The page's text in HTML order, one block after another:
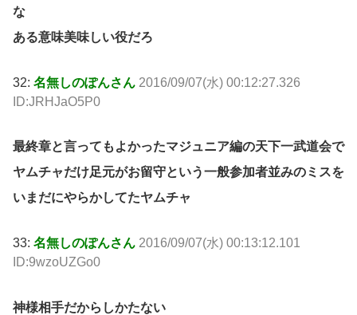
な
ある意味美味しい役だろ
32: 名無しのぽんさん 2016/09/07(水) 00:12:27.326
ID:JRHJaO5P0
最終章と言ってもよかったマジュニア編の天下一武道会で
ヤムチャだけ足元がお留守という一般参加者並みのミスを
いまだにやらかしてたヤムチャ
33: 名無しのぽんさん 2016/09/07(水) 00:13:12.101
ID:9wzoUZGo0
神様相手だからしかたない